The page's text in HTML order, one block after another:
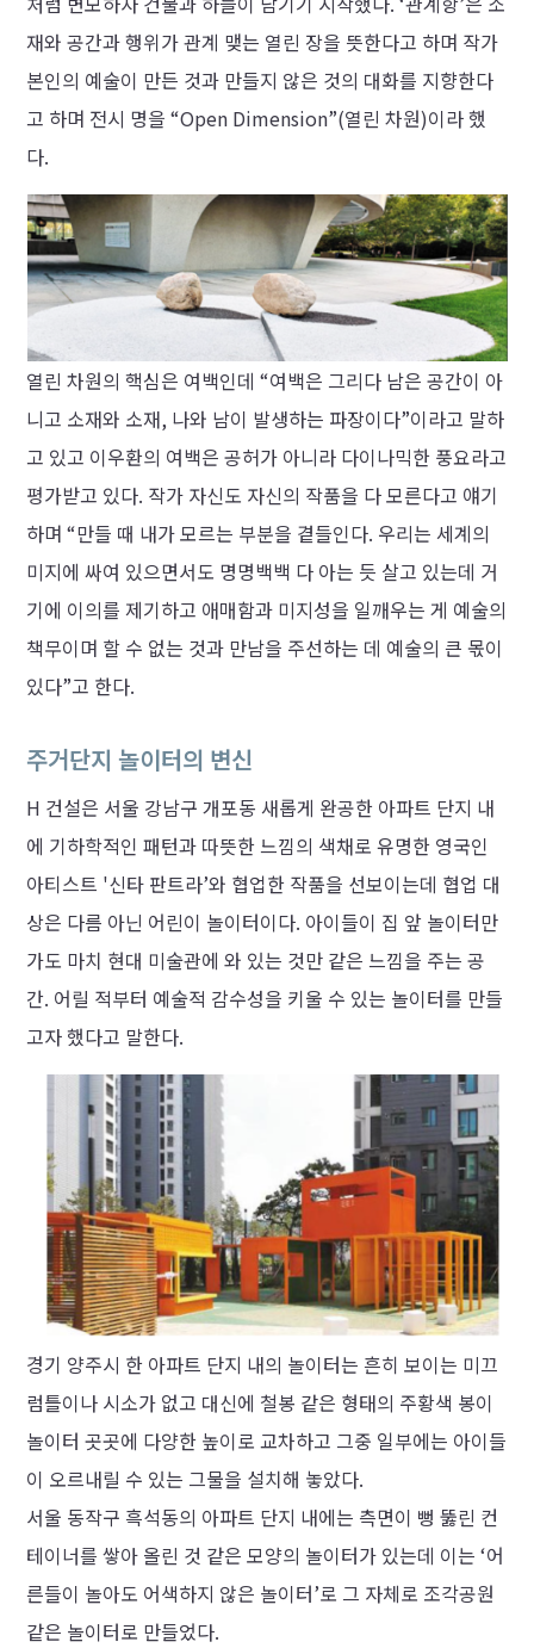
재와 공간과 행위가 관계 맺는 열린 장을 뜻한다고 하며 작가
본인의 예술이 만든 것과 만들지 않은 것의 대화를 지향한다
고 하며 전시 명을 “Open Dimension”(열린 차원)이라 했
다.
열린 차원의 핵심은 여백인데 “여백은 그리다 남은 공간이 아
니고 소재와 소재, 나와 남이 발생하는 파장이다”이라고 말하
고 있고 이우환의 여백은 공허가 아니라 다이나믹한 풍요라고
평가받고 있다. 작가 자신도 자신의 작품을 다 모른다고 얘기
하며 “만들 때 내가 모르는 부분을 곁들인다. 우리는 세계의
미지에 싸여 있으면서도 명명백백 다 아는 듯 살고 있는데 거
기에 이의를 제기하고 애매함과 미지성을 일깨우는 게 예술의
책무이며 할 수 없는 것과 만남을 주선하는 데 예술의 큰 몫이
있다”고 한다.
주거단지 놀이터의 변신
H 건설은 서울 강남구 개포동 새롭게 완공한 아파트 단지 내
에 기하학적인 패턴과 따뜻한 느낌의 색채로 유명한 영국인
아티스트 '신타 판트라’와 협업한 작품을 선보이는데 협업 대
상은 다름 아닌 어린이 놀이터이다. 아이들이 집 앞 놀이터만
가도 마치 현대 미술관에 와 있는 것만 같은 느낌을 주는 공
간. 어릴 적부터 예술적 감수성을 키울 수 있는 놀이터를 만들
고자 했다고 말한다.
경기 양주시 한 아파트 단지 내의 놀이터는 흔히 보이는 미끄
럼틀이나 시소가 없고 대신에 철봉 같은 형태의 주황색 봉이
놀이터 곳곳에 다양한 높이로 교차하고 그중 일부에는 아이들
이 오르내릴 수 있는 그물을 설치해 놓았다.
서울 동작구 흑석동의 아파트 단지 내에는 측면이 뻥 뚫린 컨
테이너를 쌓아 올린 것 같은 모양의 놀이터가 있는데 이는 ‘어
른들이 놀아도 어색하지 않은 놀이터’로 그 자체로 조각공원
같은 놀이터로 만들었다.